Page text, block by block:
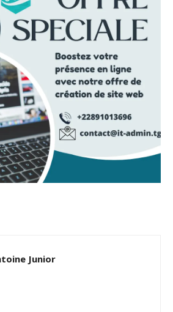
Junior